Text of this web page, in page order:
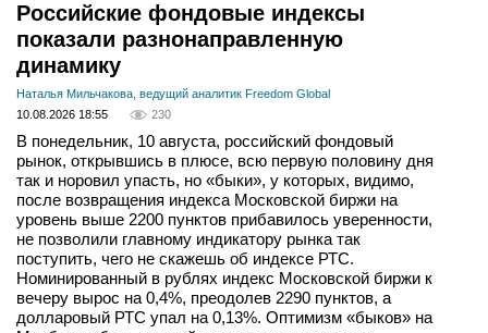
Российские фондовые индексы
показали разнонаправленную
динамику
Наталья Мильчакова, ведущий аналитик Freedom Global
10.08.2026 18:55
230
В понедельник, 10 августа, российский фондовый
рынок, открывшись в плюсе, всю первую половину дня
так и норовил упасть, но «быки», у которых, видимо,
после возвращения индекса Московской биржи на
уровень выше 2200 пунктов прибавилось уверенности,
не позволили главному индикатору рынка так
поступить, чего не скажешь об индексе РТС.
Номинированный в рублях индекс Московской биржи к
вечеру вырос на 0,4%, преодолев 2290 пунктов, а
долларовый РТС упал на 0,13%. Оптимизм «быков» на